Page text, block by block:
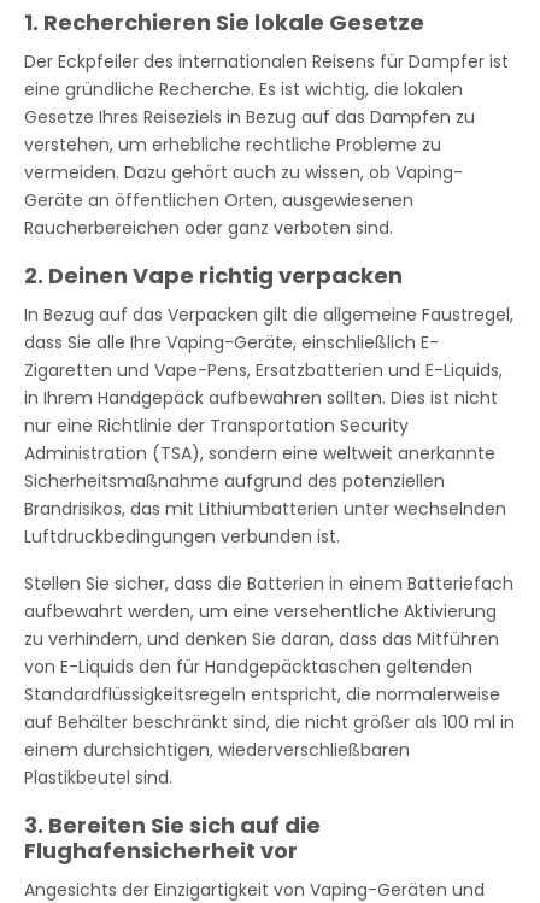
1. Recherchieren Sie lokale Gesetze
Der Eckpfeiler des internationalen Reisens für Dampfer ist
eine gründliche Recherche. Es ist wichtig, die lokalen
Gesetze Ihres Reiseziels in Bezug auf das Dampfen zu
verstehen, um erhebliche rechtliche Probleme zu
vermeiden. Dazu gehört auch zu wissen, ob Vaping-
Geräte an öffentlichen Orten, ausgewiesenen
Raucherbereichen oder ganz verboten sind.
2. Deinen Vape richtig verpacken
In Bezug auf das Verpacken gilt die allgemeine Faustregel,
dass Sie alle Ihre Vaping-Geräte, einschließlich E-
Zigaretten und Vape-Pens, Ersatzbatterien und E-Liquids,
in Ihrem Handgepäck aufbewahren sollten. Dies ist nicht
nur eine Richtlinie der Transportation Security
Administration (TSA), sondern eine weltweit anerkannte
Sicherheitsmaßnahme aufgrund des potenziellen
Brandrisikos, das mit Lithiumbatterien unter wechselnden
Luftdruckbedingungen verbunden ist.
Stellen Sie sicher, dass die Batterien in einem Batteriefach
aufbewahrt werden, um eine versehentliche Aktivierung
zu verhindern, und denken Sie daran, dass das Mitführen
von E-Liquids den für Handgepäcktaschen geltenden
Standardflüssigkeitsregeln entspricht, die normalerweise
auf Behälter beschränkt sind, die nicht größer als 100 ml in
einem durchsichtigen, wiederverschließbaren
Plastikbeutel sind.
3. Bereiten Sie sich auf die
Flughafensicherheit vor
Angesichts der Einzigartigkeit von Vaping-Geräten und